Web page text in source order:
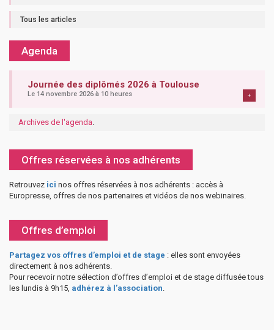
Tous les articles
Agenda
Journée des diplômés 2026 à Toulouse
Le 14 novembre 2026 à 10 heures +
Archives de l'agenda.
Offres réservées à nos adhérents
Retrouvez ici nos offres réservées à nos adhérents : accès à
Europresse, offres de nos partenaires et vidéos de nos webinaires.
Offres d’emploi
Partagez vos offres d’emploi et de stage : elles sont envoyées
directement à nos adhérents.
Pour recevoir notre sélection d’offres d’emploi et de stage diffusée tous
les lundis à 9h15, adhérez à l’association.